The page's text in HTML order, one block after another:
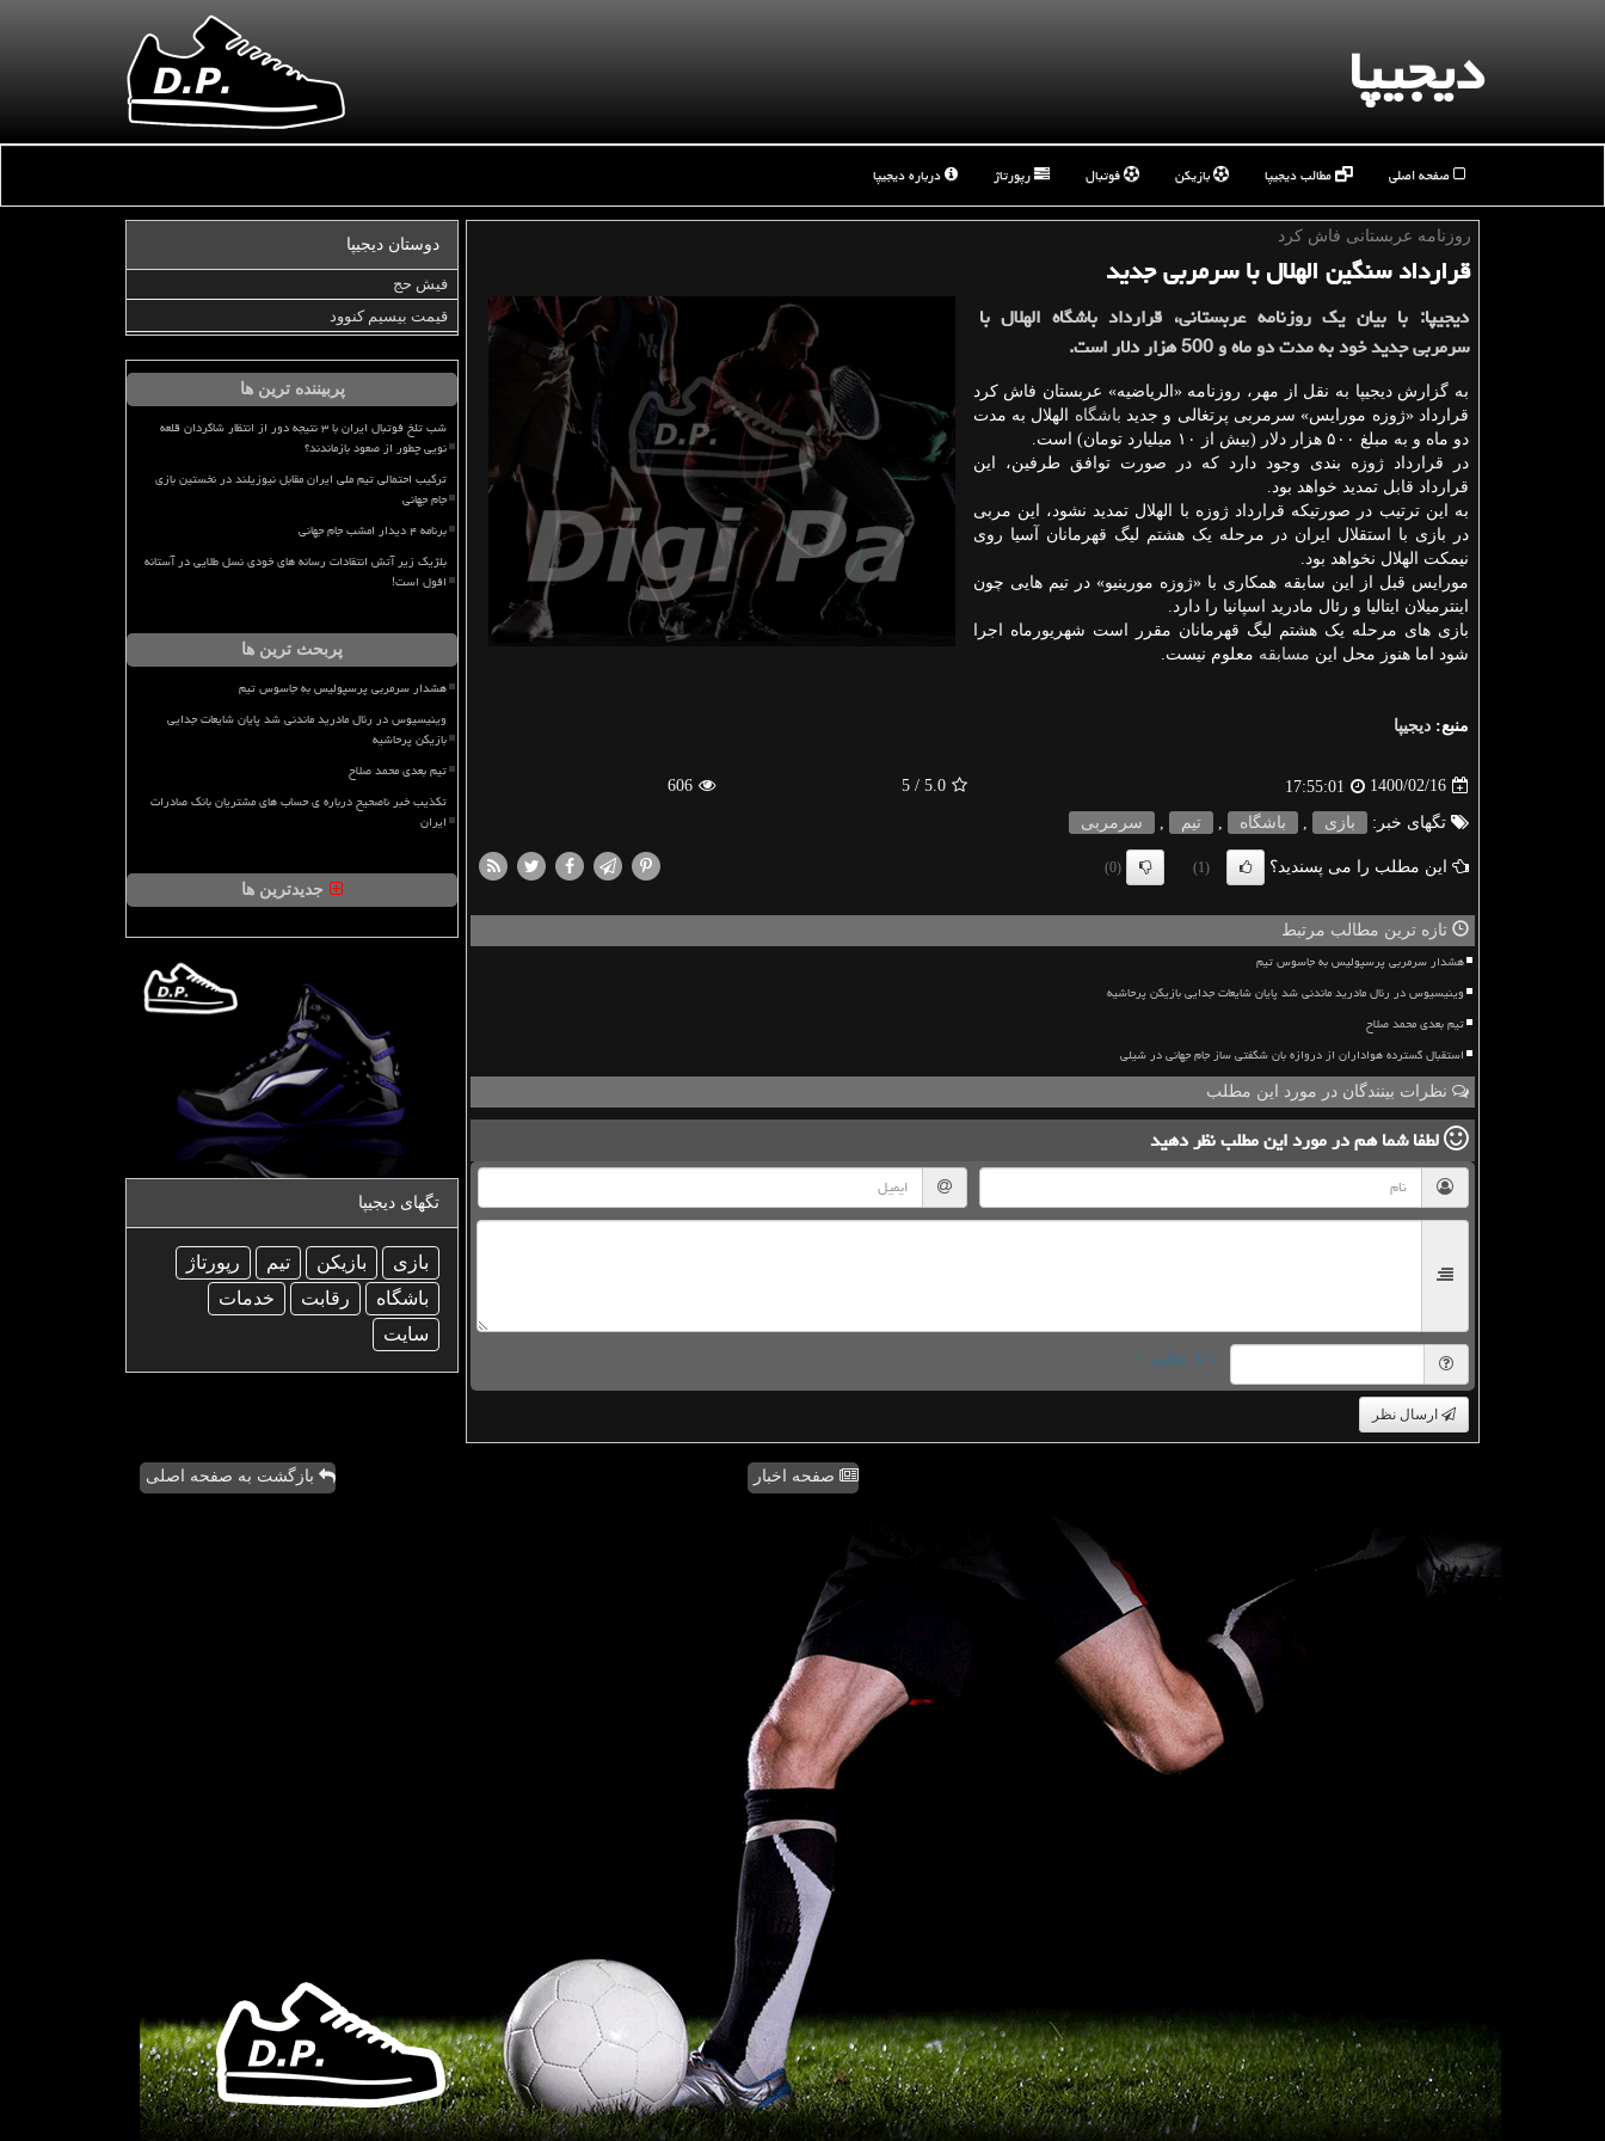
دیجیپا
صفحه اصلی مطالب دیجیپا بازیکن فوتبال رپورتاژ درباره دیجیپا
روزنامه عربستانی فاش كرد
قرارداد سنگین الهلال با سرمربی جدید
دیجیپا: با بیان یک روزنامه عربستانی، قرارداد باشگاه الهلال با
سرمربی جدید خود به مدت دو ماه و 500 هزار دلار است.
به گزارش دیجیپا به نقل از مهر، روزنامه «الریاضیه» عربستان فاش کرد
قرارداد «ژوزه مورایس» سرمربی پرتغالی و جدید باشگاه الهلال به مدت
دو ماه و به مبلغ ۵۰۰ هزار دلار (بیش از ۱۰ میلیارد تومان) است.
در قرارداد ژوزه بندی وجود دارد که در صورت توافق طرفین، این
قرارداد قابل تمدید خواهد بود.
به این ترتیب در صورتیکه قرارداد ژوزه با الهلال تمدید نشود، این مربی
در بازی با استقلال ایران در مرحله یک هشتم لیگ قهرمانان آسیا روی
نیمکت الهلال نخواهد بود.
مورایس قبل از این سابقه همکاری با «ژوزه مورینیو» در تیم هایی چون
اینترمیلان ایتالیا و رئال مادرید اسپانیا را دارد.
بازی های مرحله یک هشتم لیگ قهرمانان مقرر است شهریورماه اجرا
شود اما هنوز محل این مسابقه معلوم نیست.
منبع: دیجیپا
1400/02/16
17:55:01
5.0
/ 5
606
تگهای خبر: بازی باشگاه تیم سرمربی
این مطلب را می پسندید؟ (1)
(0)
تازه ترین مطالب مرتبط
هشدار سرمربی پرسپولیس به جاسوس تیم
وینیسیوس در رئال مادرید ماندنی شد پایان شایعات جدایی بازیکن پرحاشیه
تیم بعدی محمد صلاح
استقبال گسترده هواداران از دروازه بان شگفتی ساز جام جهانی در شیلی
نظرات بینندگان در مورد این مطلب
لطفا شما همدر مورد این مطلبنظر دهید
= ۸ بعلاوه ۱
ارسال نظر
دوستان دیجیپا
فیش حج
قیمت بیسیم کنوود
پربیننده ترین ها
شب تلخ فوتبال ایران با ۳ نتیجه دور از انتظار شاگردان قلعه
نویی چطور از صعود بازماندند؟
ترکیب احتمالی تیم ملی ایران مقابل نیوزیلند در نخستین بازی
جام جهانی
برنامه ۴ دیدار امشب جام جهانی
بلژیک زیر آتش انتقادات رسانه های خودی نسل طلایی در آستانه
افول است!
پربحث ترین ها
هشدار سرمربی پرسپولیس به جاسوس تیم
وینیسیوس در رئال مادرید ماندنی شد پایان شایعات جدایی
بازیکن پرحاشیه
تیم بعدی محمد صلاح
تکذیب خبر ناصحیح درباره ی حساب های مشتریان بانک صادرات
ایران
جدیدترین ها
تگهای دیجیپا
بازی بازیكن تیم
رپورتاژ
باشگاه
رقابت
خدمات
سایت
صفحه اخبار بازگشت به صفحه اصلی